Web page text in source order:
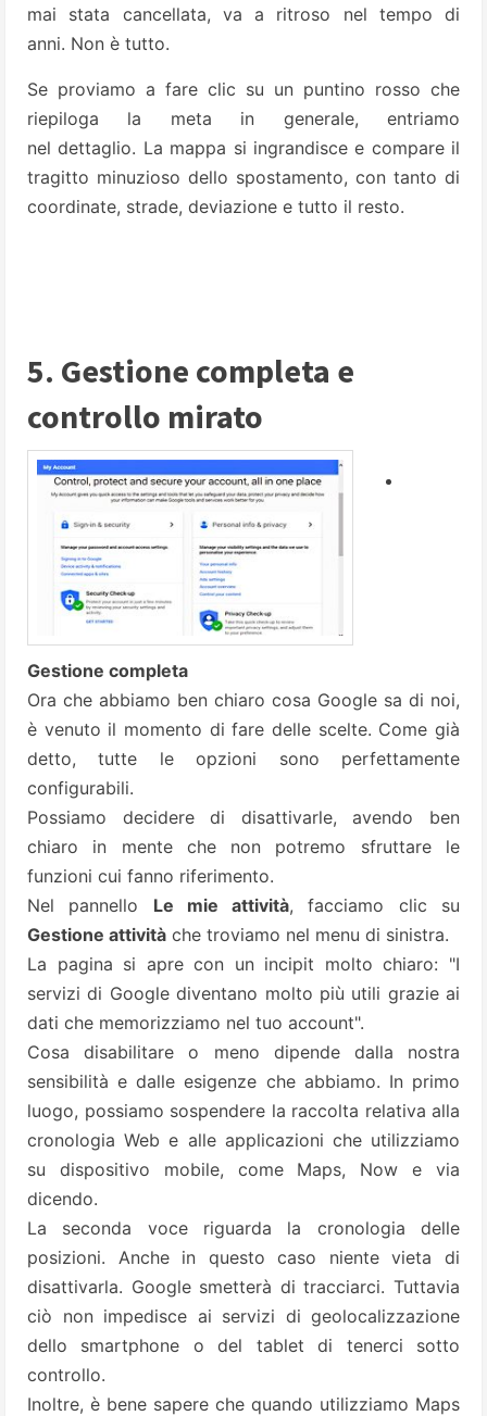
mai stata cancellata, va a ritroso nel tempo di
anni. Non è tutto.
Se proviamo a fare clic su un puntino rosso che
riepiloga la meta in generale, entriamo
nel dettaglio. La mappa si ingrandisce e compare il
tragitto minuzioso dello spostamento, con tanto di
coordinate, strade, deviazione e tutto il resto.
5. Gestione completa e
controllo mirato
Gestione completa
Ora che abbiamo ben chiaro cosa Google sa di noi,
è venuto il momento di fare delle scelte. Come già
detto, tutte le opzioni sono perfettamente
configurabili.
Possiamo decidere di disattivarle, avendo ben
chiaro in mente che non potremo sfruttare le
funzioni cui fanno riferimento.
Nel pannello Le mie attività, facciamo clic su
Gestione attività che troviamo nel menu di sinistra.
La pagina si apre con un incipit molto chiaro: "I
servizi di Google diventano molto più utili grazie ai
dati che memorizziamo nel tuo account".
Cosa disabilitare o meno dipende dalla nostra
sensibilità e dalle esigenze che abbiamo. In primo
luogo, possiamo sospendere la raccolta relativa alla
cronologia Web e alle applicazioni che utilizziamo
su dispositivo mobile, come Maps, Now e via
dicendo.
La seconda voce riguarda la cronologia delle
posizioni. Anche in questo caso niente vieta di
disattivarla. Google smetterà di tracciarci. Tuttavia
ciò non impedisce ai servizi di geolocalizzazione
dello smartphone o del tablet di tenerci sotto
controllo.
Inoltre, è bene sapere che quando utilizziamo Maps